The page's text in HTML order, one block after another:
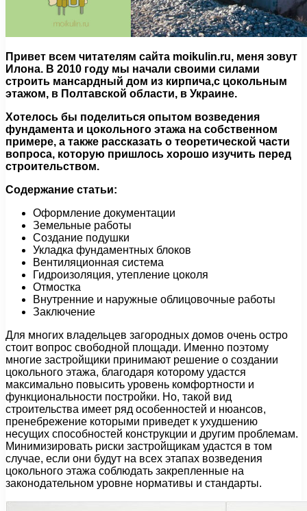
Привет всем читателям сайта moikulin.ru, меня зовут
Илона. В 2010 году мы начали своими силами
строить мансардный дом из кирпича,с цокольным
этажом, в Полтавской области, в Украине.
Хотелось бы поделиться опытом возведения
фундамента и цокольного этажа на собственном
примере, а также рассказать о теоретической части
вопроса, которую пришлось хорошо изучить перед
строительством.
Содержание статьи:
Оформление документации
Земельные работы
Создание подушки
Укладка фундаментных блоков
Вентиляционная система
Гидроизоляция, утепление цоколя
Отмостка
Внутренние и наружные облицовочные работы
Заключение
Для многих владельцев загородных домов очень остро
стоит вопрос свободной площади. Именно поэтому
многие застройщики принимают решение о создании
цокольного этажа, благодаря которому удастся
максимально повысить уровень комфортности и
функциональности постройки. Но, такой вид
строительства имеет ряд особенностей и нюансов,
пренебрежение которыми приведет к ухудшению
несущих способностей конструкции и другим проблемам.
Минимизировать риски застройщикам удастся в том
случае, если они будут на всех этапах возведения
цокольного этажа соблюдать закрепленные на
законодательном уровне нормативы и стандарты.